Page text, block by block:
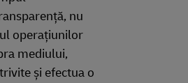
nu
operațiunilor
mediului,
și efectua o